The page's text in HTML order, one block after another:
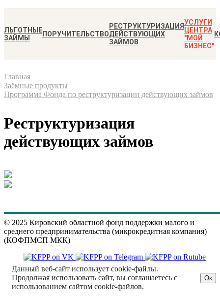
ЛЬГОТНЫЕ
ЗАЙМЫ
ПОРУЧИТЕЛЬСТВО
РЕСТРУКТУРИЗАЦИЯ
ДЕЙСТВУЮЩИХ
ЗАЙМОВ
УСЛУГИ
ЦЕНТРА
"МОЙ
БИЗНЕС"
Главная
Заёмные продукты
Программа Фонда по реструктуризации действующих займов
Реструктуризация
действующих займов
© 2025 Кировский областной фонд поддержки малого и
среднего предпринимательства (микрокредитная компания)
(КОФПМСП МКК)
Данный веб-сайт использует cookie-файлы.
Продолжая использовать сайт, вы соглашаетесь с
использованием сайтом cookie-файлов.
Ок